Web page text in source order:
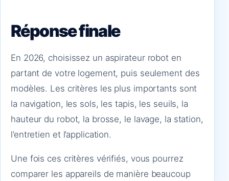
Réponse finale
En 2026, choisissez un aspirateur robot en
partant de votre logement, puis seulement des
modèles. Les critères les plus importants sont
la navigation, les sols, les tapis, les seuils, la
hauteur du robot, la brosse, le lavage, la station,
l’entretien et l’application.
Une fois ces critères vérifiés, vous pourrez
comparer les appareils de manière beaucoup